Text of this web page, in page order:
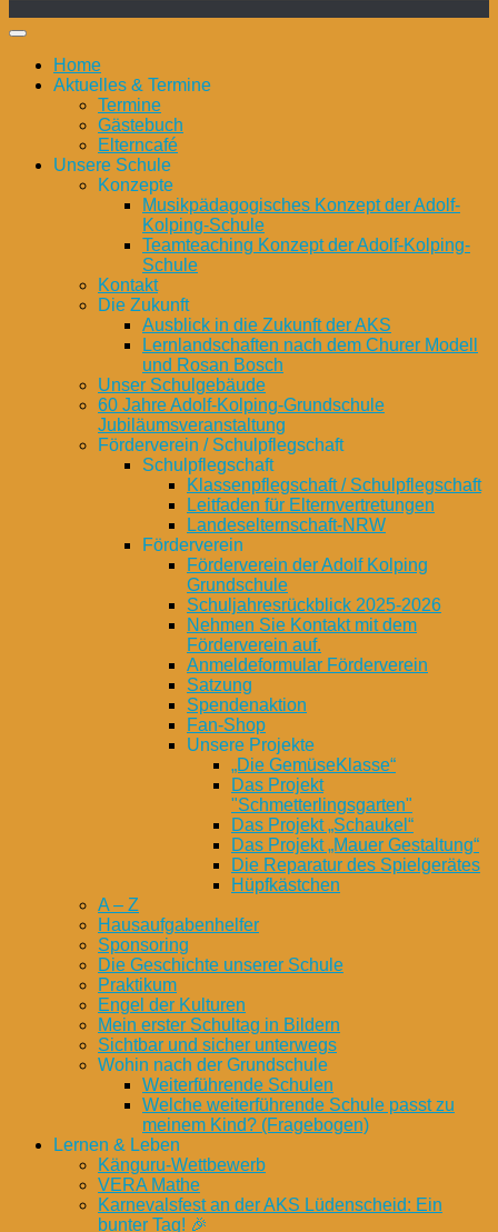
Home
Aktuelles & Termine
Termine
Gästebuch
Elterncafé
Unsere Schule
Konzepte
Musikpädagogisches Konzept der Adolf-
Kolping-Schule
Teamteaching Konzept der Adolf-Kolping-
Schule
Kontakt
Die Zukunft
Ausblick in die Zukunft der AKS
Lernlandschaften nach dem Churer Modell
und Rosan Bosch
Unser Schulgebäude
60 Jahre Adolf-Kolping-Grundschule
Jubiläumsveranstaltung
Förderverein / Schulpflegschaft
Schulpflegschaft
Klassenpflegschaft / Schulpflegschaft
Leitfaden für Elternvertretungen
Landeselternschaft-NRW
Förderverein
Förderverein der Adolf Kolping
Grundschule
Schuljahresrückblick 2025-2026
Nehmen Sie Kontakt mit dem
Förderverein auf.
Anmeldeformular Förderverein
Satzung
Spendenaktion
Fan-Shop
Unsere Projekte
„Die GemüseKlasse“
Das Projekt
"Schmetterlingsgarten"
Das Projekt „Schaukel“
Das Projekt „Mauer Gestaltung“
Die Reparatur des Spielgerätes
Hüpfkästchen
A – Z
Hausaufgabenhelfer
Sponsoring
Die Geschichte unserer Schule
Praktikum
Engel der Kulturen
Mein erster Schultag in Bildern
Sichtbar und sicher unterwegs
Wohin nach der Grundschule
Weiterführende Schulen
Welche weiterführende Schule passt zu
meinem Kind? (Fragebogen)
Lernen & Leben
Känguru-Wettbewerb
VERA Mathe
Karnevalsfest an der AKS Lüdenscheid: Ein
bunter Tag! 🎉